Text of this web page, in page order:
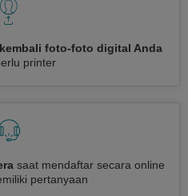
foto-foto digital Anda
printer
saat mendaftar secara online
pertanyaan